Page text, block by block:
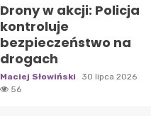
Drony w akcji: Policja
kontroluje
bezpieczeństwo na
drogach
Maciej Słowiński
30 lipca 2026
56